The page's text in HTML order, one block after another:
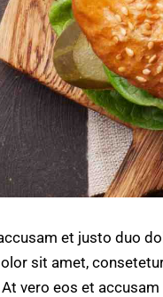
et justo duo
sit amet,
vero eos et